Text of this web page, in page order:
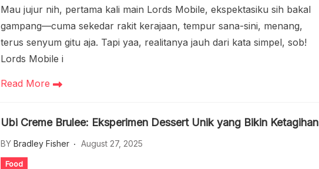
Mau jujur nih, pertama kali main Lords Mobile, ekspektasiku sih bakal
gampang—cuma sekedar rakit kerajaan, tempur sana-sini, menang,
terus senyum gitu aja. Tapi yaa, realitanya jauh dari kata simpel, sob!
Lords Mobile i
Read More
Ubi Creme Brulee: Eksperimen Dessert Unik yang Bikin Ketagihan
BY Bradley Fisher August 27, 2025
Food